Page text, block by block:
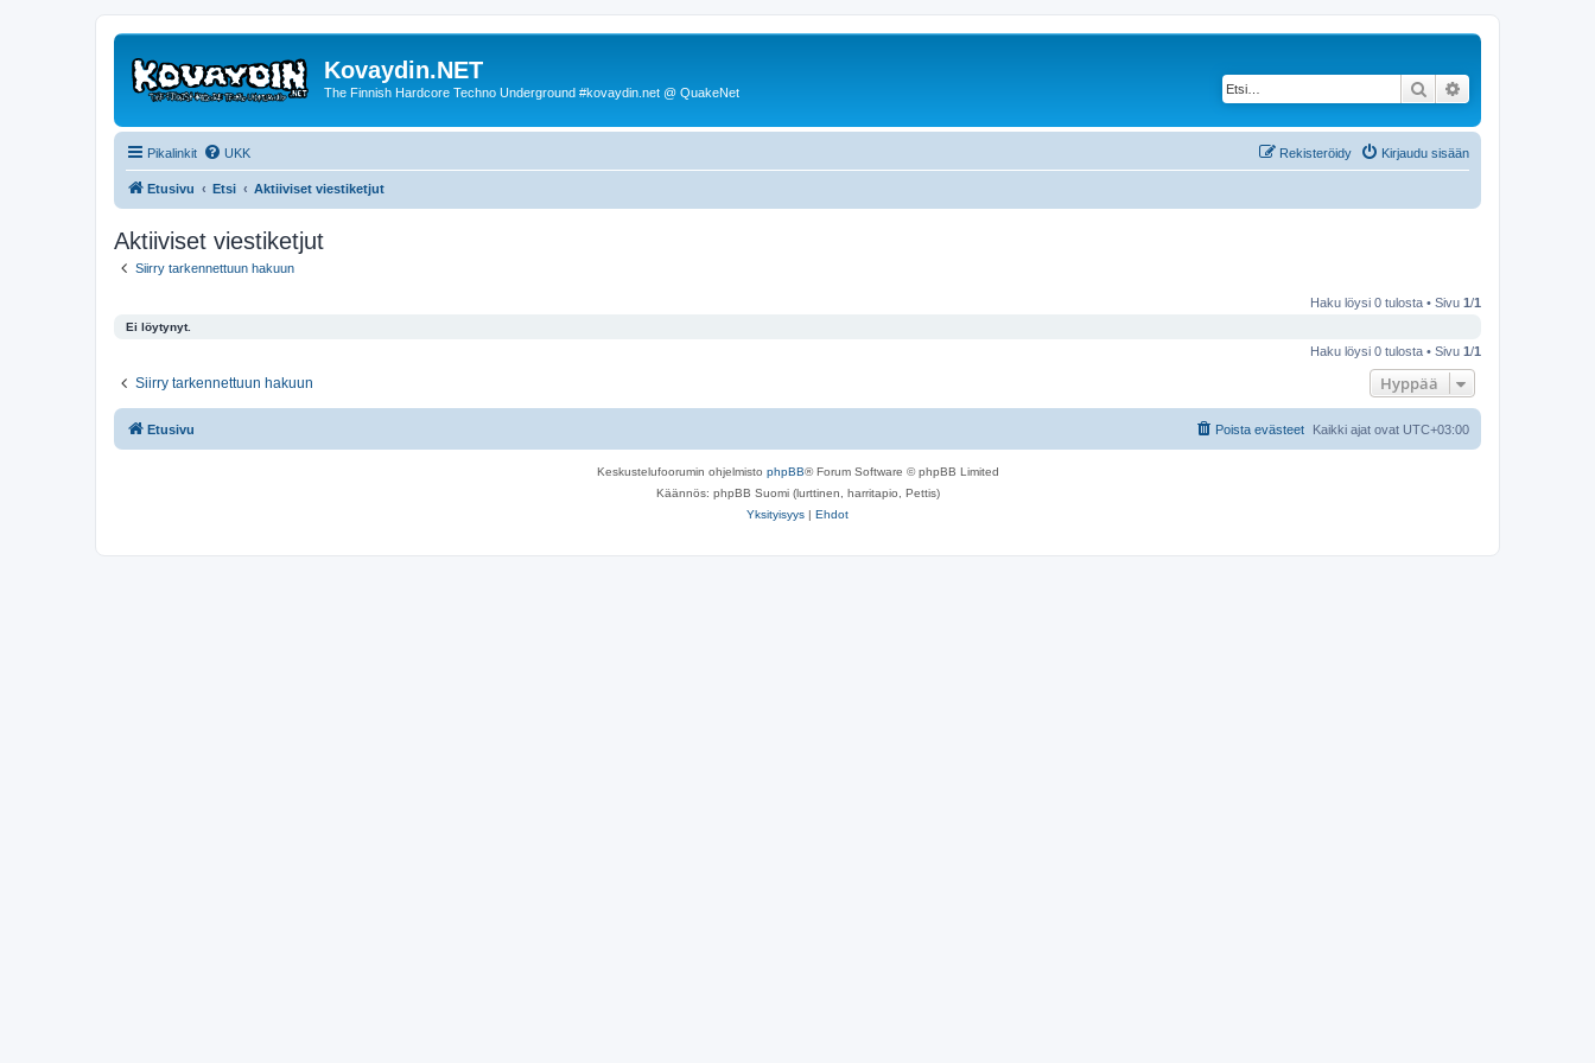
Kovaydin.NET
The Finnish Hardcore Techno Underground #kovaydin.net @ QuakeNet Etsi
Pikalinkit UKK Kirjaudu sisään
Rekisteröidy
Etusivu Etsi Aktiiviset viestiketjut
Aktiiviset viestiketjut
Siirry tarkennettuun hakuun
Haku löysi 0 tulosta • Sivu 1/1
Ei löytynyt.
Haku löysi 0 tulosta • Sivu 1/1
Siirry tarkennettuun hakuun Hyppää
Etusivu Kaikki ajat ovat UTC+03:00
Poista evästeet
Keskustelufoorumin ohjelmisto phpBB® Forum Software © phpBB Limited
Käännös: phpBB Suomi (lurttinen, harritapio, Pettis)
Yksityisyys | Ehdot